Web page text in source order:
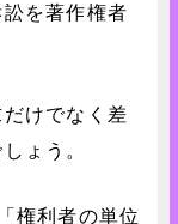
を著作権者
けでなく差
ょう。
権利者の単位